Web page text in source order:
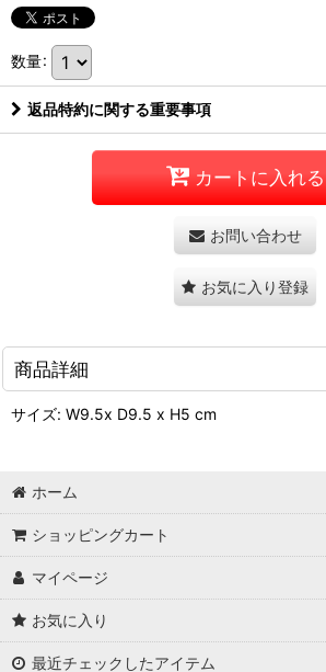
数量:
返品特約に関する重要事項
カートに入れる
お問い合わせ
お気に入り登録
商品詳細
サイズ: W9.5x D9.5 x H5 cm
ホーム
ショッピングカート
マイページ
お気に入り
最近チェックしたアイテム